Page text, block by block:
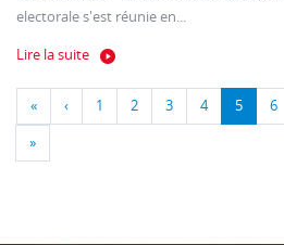
electorale s'est réunie en...
Lire la suite
« ‹ 1 2 3 4 5 6
»